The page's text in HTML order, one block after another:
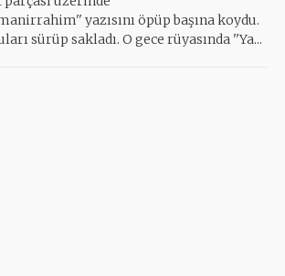
yazısını öpüp başına koydu.
sürüp sakladı. O gece rüyasında ''Ya...